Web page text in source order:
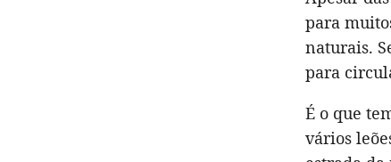
para
naturais.
para
É o que
vários